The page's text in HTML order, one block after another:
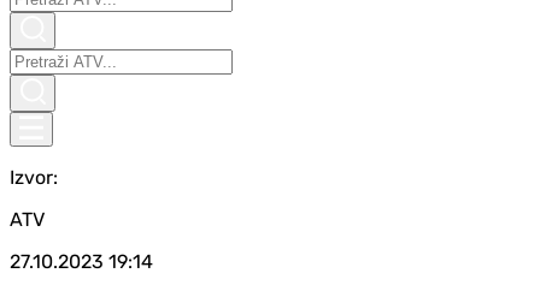
Izvor:
ATV
27.10.2023 19:14